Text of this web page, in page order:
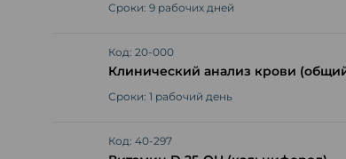
Сроки: 9 рабочих дней
Код: 20-000
Клинический анализ крови
Сроки: 1 рабочий день
Код: 40-297